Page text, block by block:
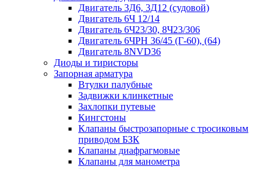
Двигатель 3Д6, 3Д12 (судовой)
Двигатель 6Ч 12/14
Двигатель 6Ч23/30, 8Ч23/306
Двигатель 6ЧРН 36/45 (Г-60), (64)
Двигатель 8NVD36
Диоды и тиристоры
Запорная арматура
Втулки палубные
Задвижки клинкетные
Захлопки путевые
Кингстоны
Клапаны быстрозапорные с тросиковым
приводом БЗК
Клапаны диафрагмовые
Клапаны для манометра